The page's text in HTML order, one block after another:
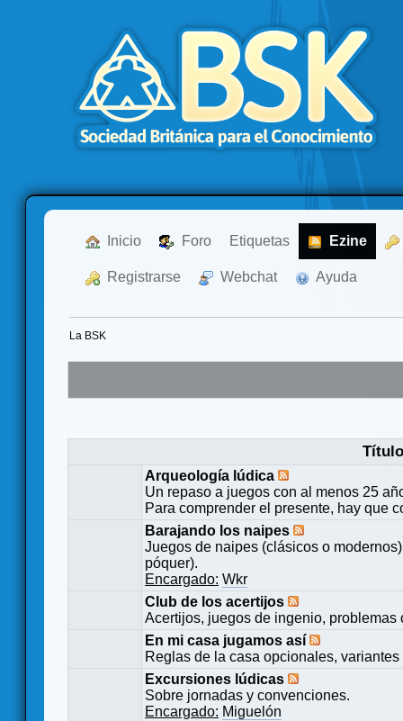
Inicio Foro Etiquetas Ezine
Registrarse Webchat Ayuda
La BSK
Título
Arqueología lúdica
Un repaso a juegos con al menos 25
Para comprender el presente, hay que
Barajando los naipes
Juegos de naipes (clásicos o
póquer).
Encargado: Wkr
Club de los acertijos
Acertijos, juegos de ingenio,
En mi casa jugamos así
Reglas de la casa opcionales,
Excursiones lúdicas
Sobre jornadas y convenciones.
Encargado: Miguelón